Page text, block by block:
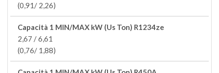
(0,91/ 2,26)
Capacità 1 MIN/MAX kW (Us Ton) R1234ze
2,67 / 6,61
(0,76/ 1,88)